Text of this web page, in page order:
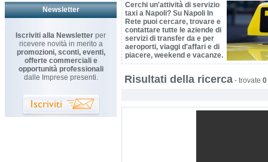
Newsletter
Iscriviti alla Newsletter per
ricevere novità in merito a
promozioni, sconti, eventi,
offerte commerciali e
opportunità professionali
dalle Imprese presenti.
Cerchi un'attività di servizio
taxi a Napoli? Su Napoli In
Rete puoi cercare, trovare e
contattare tutte le aziende di
servizi di transfer da e per
aeroporti, viaggi d'affari e di
piacere, weekend e vacanze.
Risultati della ricerca - trovate 0